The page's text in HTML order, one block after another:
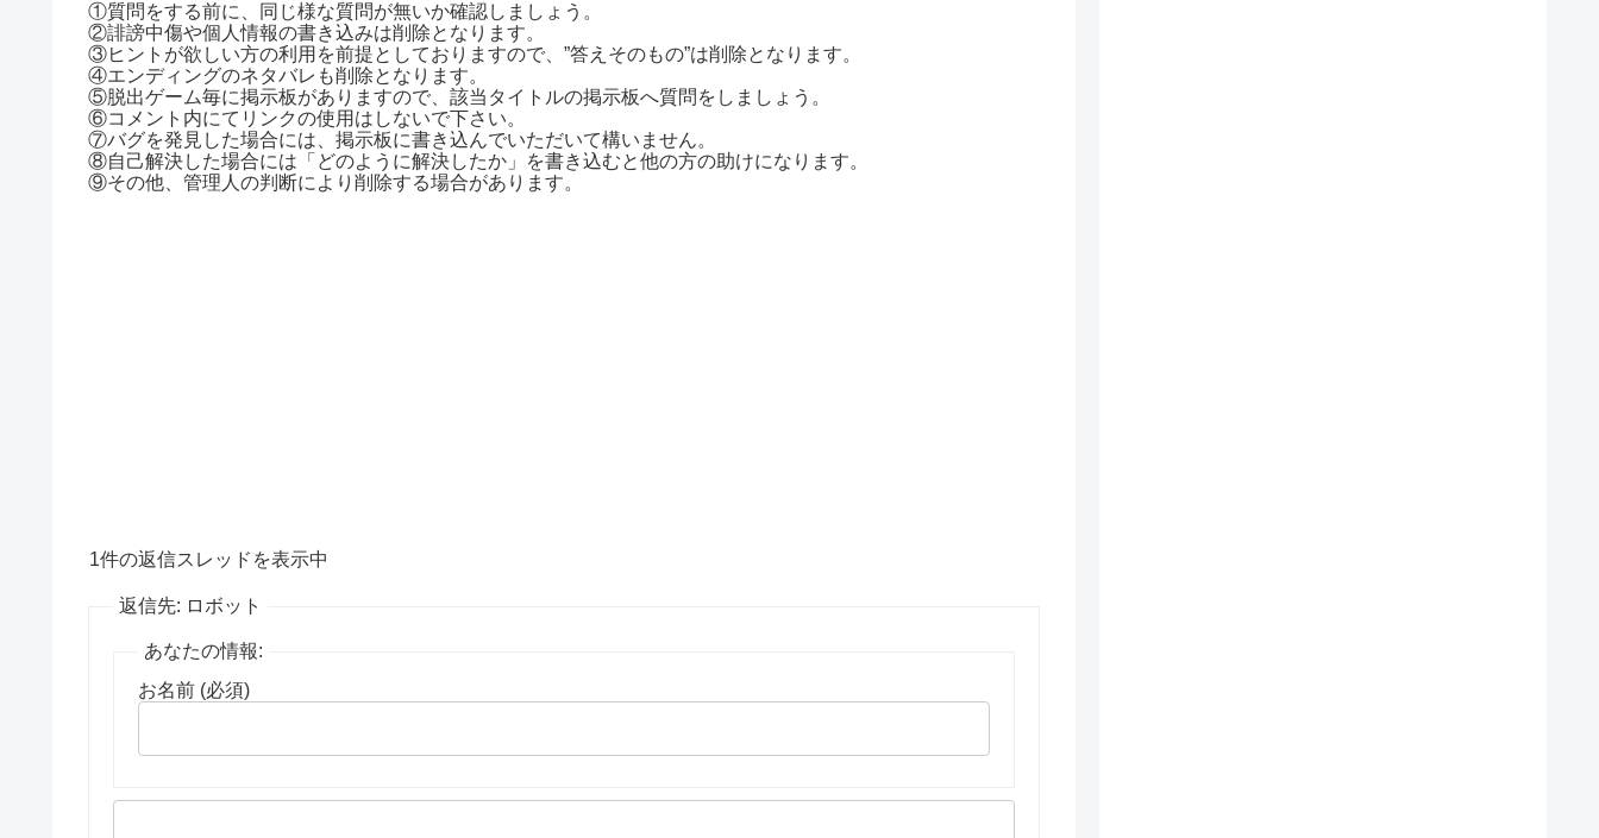
①質問をする前に、同じ様な質問が無いか確認しましょう。
②誹謗中傷や個人情報の書き込みは削除となります。
③ヒントが欲しい方の利用を前提としておりますので、”答えそのもの”は削除となります。
④エンディングのネタバレも削除となります。
⑤脱出ゲーム毎に掲示板がありますので、該当タイトルの掲示板へ質問をしましょう。
⑥コメント内にてリンクの使用はしないで下さい。
⑦バグを発見した場合には、掲示板に書き込んでいただいて構いません。
⑧自己解決した場合には「どのように解決したか」を書き込むと他の方の助けになります。
⑨その他、管理人の判断により削除する場合があります。
1件の返信スレッドを表示中
返信先: ロボット
あなたの情報:
お名前 (必須)